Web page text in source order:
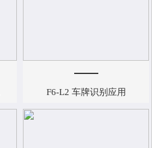
F6-L2 车牌识别应用